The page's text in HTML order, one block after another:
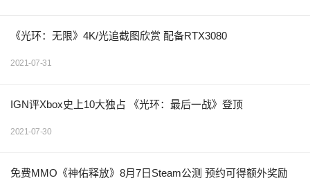
《光环：无限》4K/光追截图欣赏 配备RTX3080
2021-07-31
IGN评Xbox史上10大独占 《光环：最后一战》登顶
2021-07-30
免费MMO《神佑释放》8月7日Steam公测 预约可得额外奖励